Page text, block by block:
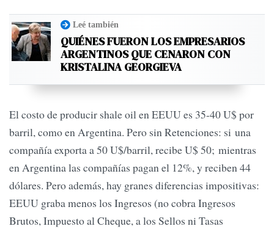
Leé también
QUIÉNES FUERON LOS EMPRESARIOS
ARGENTINOS QUE CENARON CON
KRISTALINA GEORGIEVA
El costo de producir shale oil en EEUU es 35-40 U$ por
barril, como en Argentina. Pero sin Retenciones: si una
compañía exporta a 50 U$/barril, recibe U$ 50; mientras
en Argentina las compañías pagan el 12%, y reciben 44
dólares. Pero además, hay granes diferencias impositivas:
EEUU graba menos los Ingresos (no cobra Ingresos
Brutos, Impuesto al Cheque, a los Sellos ni Tasas